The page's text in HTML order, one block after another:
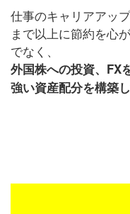
仕事のキャリアアッ
まで以上に節約を心
でなく、
外国株への投資、FX
強い資産配分を構築